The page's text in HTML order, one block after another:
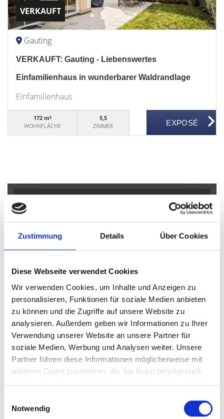
Zustimmung Details Über Cookies
Diese Webseite verwendet Cookies
Wir verwenden Cookies, um Inhalte und Anzeigen zu
personalisieren, Funktionen für soziale Medien anbieten
zu können und die Zugriffe auf unsere Website zu
analysieren. Außerdem geben wir Informationen zu Ihrer
Verwendung unserer Website an unsere Partner für
soziale Medien, Werbung und Analysen weiter. Unsere
Partner führen diese Informationen möglicherweise mit
weiteren Daten zusammen, die Sie ihnen bereitgestellt
haben oder die sie im Rahmen Ihrer Nutzung der Dienste
Notwendig
VERKAUFT
Gauting
VERKAUFT: Gauting - Liebenswertes
Einfamilienhaus in wunderbarer Waldrandlage
Einfamilienhaus
172 m²
WOHNFLÄCHE
5,5
ZIMMER
Gauting
Zirndorf
Burgthann
Puschendorf
Haar Schwarzenbruck
Sauerlach / Grafing Cadolzburg Garching
Dachau
Höhenkirchen-Siegertsbrunn
Fürth
Planegg Freystadt
Erlangen
Immobilienverkauf München
Makler Nürnberg
Wohnungverkauf Fürth weitere Orte
Immobilie Hauskauf Häuser kaufen Immobilien
Einfamilienhäuser
Haus Immobilienkauf Einfamilienhaus